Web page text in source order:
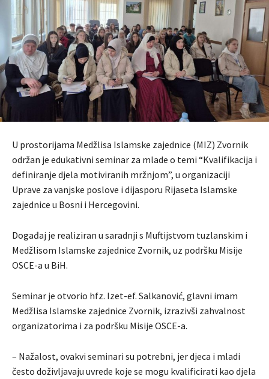
U prostorijama Medžlisa Islamske zajednice (MIZ) Zvornik
održan je edukativni seminar za mlade o temi “Kvalifikacija i
definiranje djela motiviranih mržnjom”, u organizaciji
Uprave za vanjske poslove i dijasporu Rijaseta Islamske
zajednice u Bosni i Hercegovini.
Događaj je realiziran u saradnji s Muftijstvom tuzlanskim i
Medžlisom Islamske zajednice Zvornik, uz podršku Misije
OSCE-a u BiH.
Seminar je otvorio hfz. Izet-ef. Salkanović, glavni imam
Medžlisa Islamske zajednice Zvornik, izrazivši zahvalnost
organizatorima i za podršku Misije OSCE-a.
– Nažalost, ovakvi seminari su potrebni, jer djeca i mladi
često doživljavaju uvrede koje se mogu kvalificirati kao djela